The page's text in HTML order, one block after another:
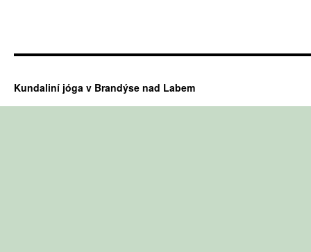
Kundaliní jóga v Brandýse nad Labem